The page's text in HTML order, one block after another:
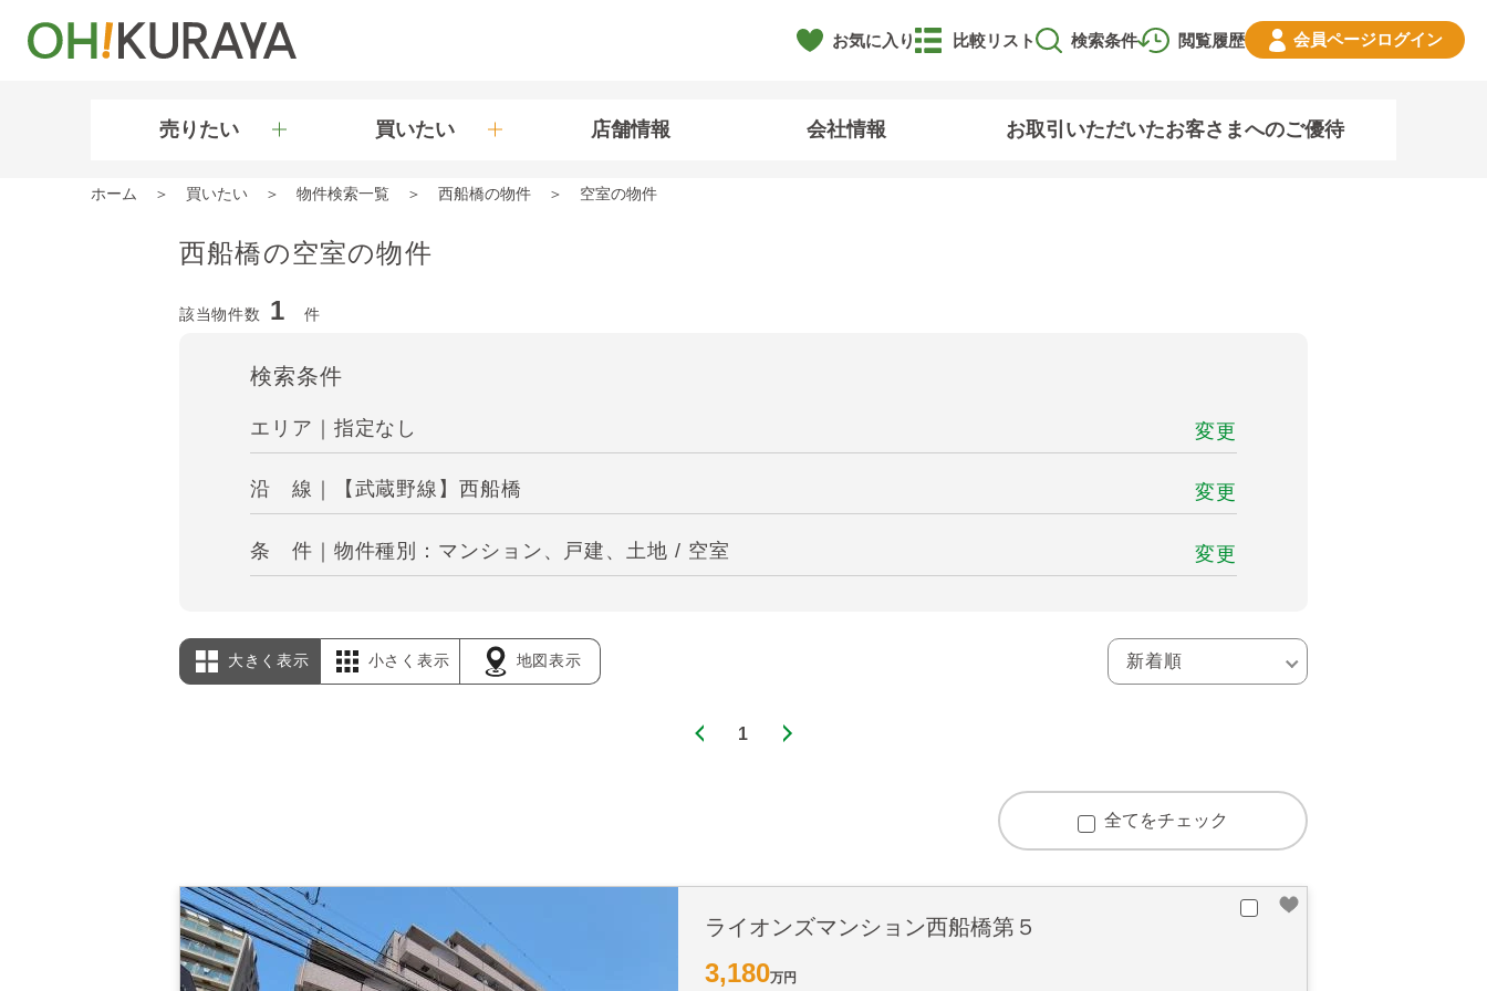
お気に入り 閲覧履歴
比較リスト 検索条件 会員ページログイン
売りたい 買いたい 店舗情報 会社情報 お取引いただいたお客さまへのご優待
ホーム 買いたい 物件検索一覧 西船橋の物件 空室の物件
西船橋の空室の物件
該当物件数 1 件
検索条件
エリア｜指定なし 変更
沿 線｜【武蔵野線】西船橋 変更
条 件｜物件種別：マンション、戸建、土地 / 空室 変更
大きく表示 小さく表示 地図表示
1
全てをチェック
ライオンズマンション西船橋第５
3,180万円